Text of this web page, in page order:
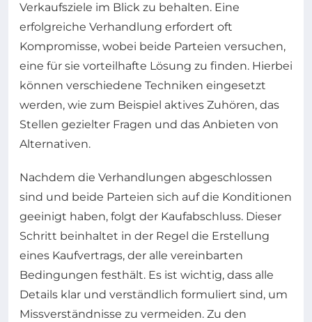
Verkaufsziele im Blick zu behalten. Eine
erfolgreiche Verhandlung erfordert oft
Kompromisse, wobei beide Parteien versuchen,
eine für sie vorteilhafte Lösung zu finden. Hierbei
können verschiedene Techniken eingesetzt
werden, wie zum Beispiel aktives Zuhören, das
Stellen gezielter Fragen und das Anbieten von
Alternativen.
Nachdem die Verhandlungen abgeschlossen
sind und beide Parteien sich auf die Konditionen
geeinigt haben, folgt der Kaufabschluss. Dieser
Schritt beinhaltet in der Regel die Erstellung
eines Kaufvertrags, der alle vereinbarten
Bedingungen festhält. Es ist wichtig, dass alle
Details klar und verständlich formuliert sind, um
Missverständnisse zu vermeiden. Zu den